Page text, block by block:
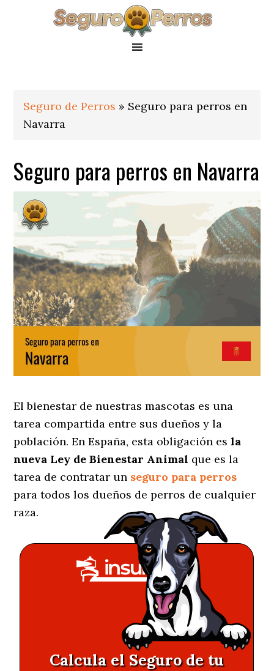
Seguro de Perros » Seguro para perros en
Navarra
Seguro para perros en Navarra
El bienestar de nuestras mascotas es una
tarea compartida entre sus dueños y la
población. En España, esta obligación esla
nueva Ley de Bienestar Animal que es la
tarea de contratar un seguro para perros
para todos los dueños de perros de cualquier
raza.
Calcula el Seguro de tu